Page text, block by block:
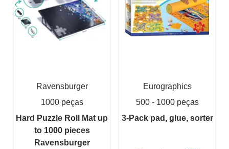
Ravensburger
1000 peças
Hard Puzzle Roll Mat up
to 1000 pieces
Ravensburger
Eurographics
500 - 1000 peças
3-Pack pad, glue, sorter